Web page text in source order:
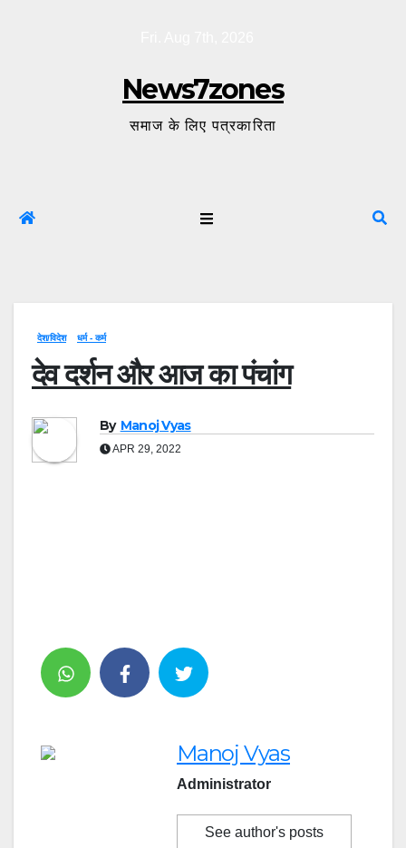
News7zones
समाज के लिए पत्रकारिता
देश/विदेश धर्म - कर्म
देव दर्शन और आज का पंचांग
By Manoj Vyas
APR 29, 2022
Manoj Vyas
Administrator
See author's posts